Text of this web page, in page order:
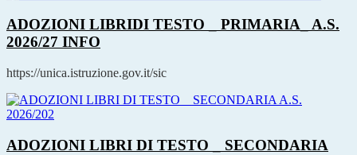
ADOZIONI LIBRIDI TESTO _ PRIMARIA_ A.S.
2026/27 INFO
https://unica.istruzione.gov.it/sic
ADOZIONI LIBRI DI TESTO _ SECONDARIA